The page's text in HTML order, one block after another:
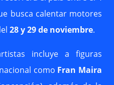
busca calentar motores
28 y 29 de noviembre.
incluye a figuras
como Fran Maira